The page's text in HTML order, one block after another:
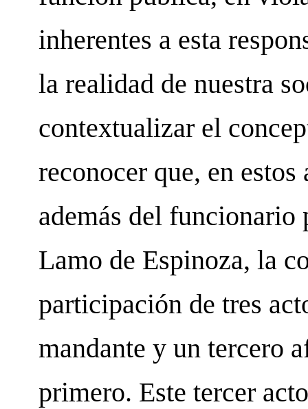
inherentes a esta
la realidad de nuestra
contextualizar el
reconocer que, en
además del
Lamo de Espinoza, la
participación de tres
mandante y un tercero
primero. Este tercer